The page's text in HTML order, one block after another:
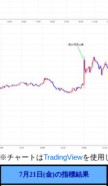
※チャートはTradingViewを使用
7月21日(金)の指標結果